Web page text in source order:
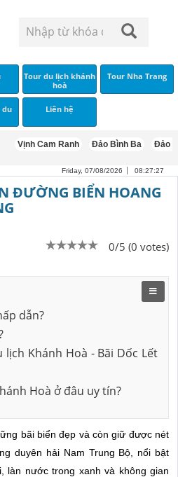
Tour du lịch khánh
hoà
Tour Nha Trang
du
Liên hệ
Cam Ranh Đảo Bình Ba Đảo Bình
Friday, 07/08/2026 08:27:28
ĐƯỜNG BIỂN HOANG
0/5 (0 votes)
dẫn?
Khánh Hoà - Bãi Dốc Lết
Hoà ở đâu uy tín?
bãi biển đẹp và còn giữ được nét
duyên hải Nam Trung Bộ, nổi bật
làn nước trong xanh và không gian